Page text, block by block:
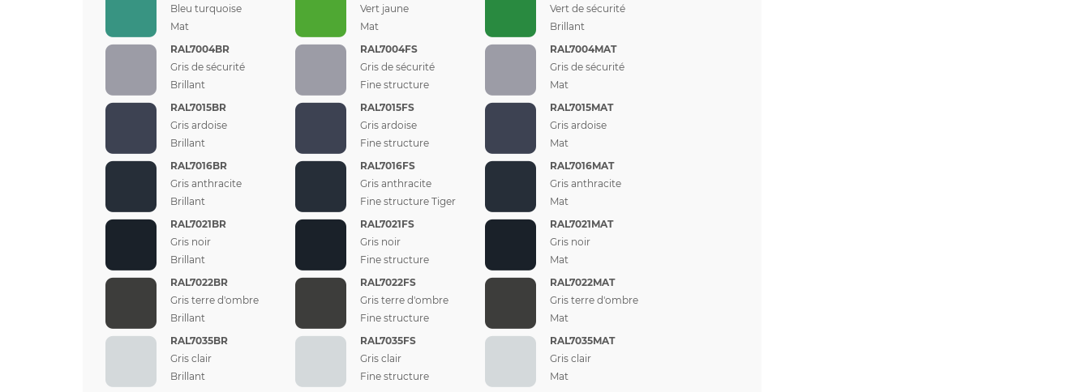
Bleu turquoise
Mat
Vert jaune
Mat
Vert de sécurité
Brillant
RAL7004BR
Gris de sécurité
Brillant
RAL7004FS
Gris de sécurité
Fine structure
RAL7004MAT
Gris de sécurité
Mat
RAL7015BR
Gris ardoise
Brillant
RAL7015FS
Gris ardoise
Fine structure
RAL7015MAT
Gris ardoise
Mat
RAL7016BR
Gris anthracite
Brillant
RAL7016FS
Gris anthracite
Fine structure Tiger
RAL7016MAT
Gris anthracite
Mat
RAL7021BR
Gris noir
Brillant
RAL7021FS
Gris noir
Fine structure
RAL7021MAT
Gris noir
Mat
RAL7022BR
Gris terre d'ombre
Brillant
RAL7022FS
Gris terre d'ombre
Fine structure
RAL7022MAT
Gris terre d'ombre
Mat
RAL7035BR
Gris clair
Brillant
RAL7035FS
Gris clair
Fine structure
RAL7035MAT
Gris clair
Mat